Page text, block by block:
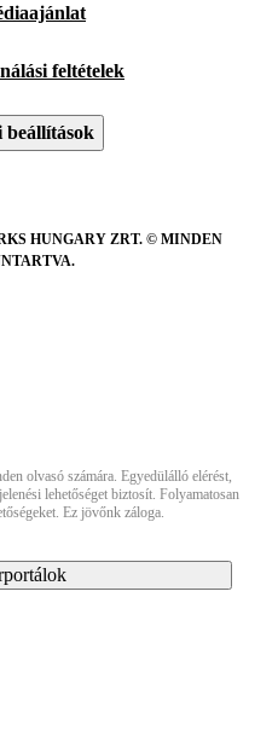
feltételek
beállítások
HUNGARY ZRT. © MINDEN
olvasó számára. Egyedülálló elérést,
lehetőséget biztosít. Folyamatosan
Ez jövőnk záloga.